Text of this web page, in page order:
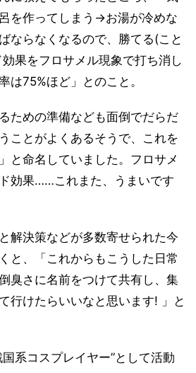
を作ってしまう→お湯が冷めな
ならなくなるので、勝てる(こと
果をフロサメル現象で打ち消し
は75%ほど」とのこと。
ための準備なども面倒でだらだ
ことがよくあるそうで、これを
と命名していました。フロサメ
効果……これまた、うまいです
解決策などが多数寄せられた今
と、「これからもこうした日常
臭さに名前をつけて共有し、集
行けたらいいなと思います! 」と
系コスプレイヤー”として活動